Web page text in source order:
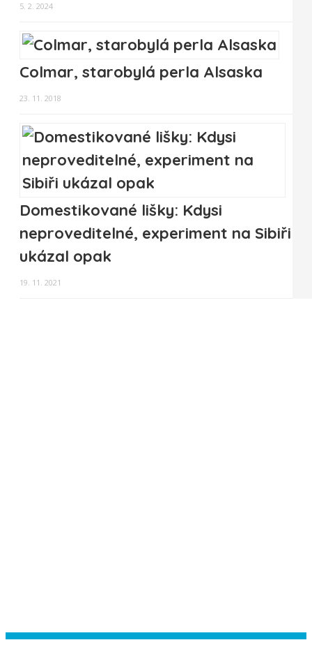
5. 2. 2024
Colmar, starobylá perla Alsaska
23. 11. 2018
Domestikované lišky: Kdysi
neproveditelné, experiment na Sibiři
ukázal opak
19. 11. 2021